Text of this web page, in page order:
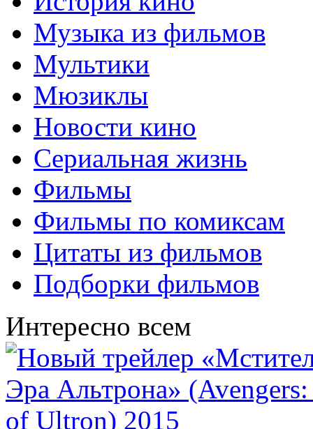
Музыка из фильмов
Мультики
Мюзиклы
Новости кино
Сериальная жизнь
Фильмы
Фильмы по комиксам
Цитаты из фильмов
Подборки фильмов
Интересно всем